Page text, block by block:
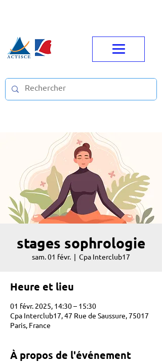
stages sophrologie
sam. 01 févr.
  |
Cpa Interclub17
Heure et lieu
01 févr. 2025, 14:30 – 15:30
Cpa Interclub17, 47 Rue de Saussure, 75017
Paris, France
À propos de l'événement